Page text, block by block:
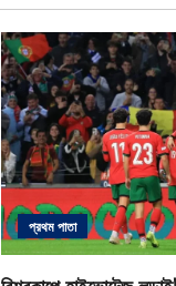
প্রথম পাতা